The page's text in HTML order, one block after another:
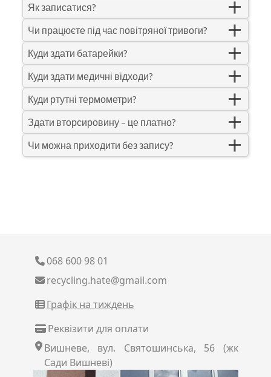
Як записатися?
Чи працюєте під час повітряної тривоги?
Куди здати батарейки?
Куди здати медичні відходи?
Куди ртутні термометри?
Здати вторсировину – це платно?
Чи можна приходити без запису?
068 600 98 01
Графік на тиждень
recycling.hate@gmail.com
Вишневе, вул. Святошинська, 56 (жк
Сади Вишневі)
Реквізити для оплати